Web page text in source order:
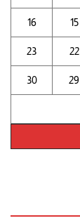
15
16
22
23
29
30